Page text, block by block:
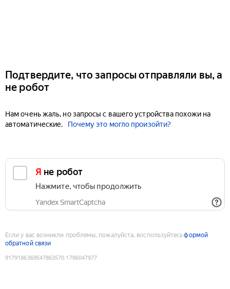
Подтвердите, что запросы отправляли вы, а
не робот
Нам очень жаль, но запросы с вашего устройства похожи на
автоматические.
Почему это могло произойти?
Я не робот
Нажмите, чтобы продолжить
Yandex SmartCaptcha
Если у вас возникли проблемы, пожалуйста, воспользуйтесьформой
обратной связи
9179186369547863570:1786047977